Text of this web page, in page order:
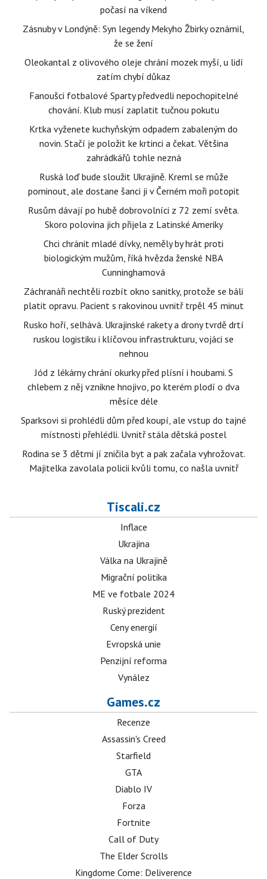
počasí na víkend
Zásnuby v Londýně: Syn legendy Mekyho Žbirky oznámil,
že se žení
Oleokantal z olivového oleje chrání mozek myší, u lidí
zatím chybí důkaz
Fanoušci fotbalové Sparty předvedli nepochopitelné
chování. Klub musí zaplatit tučnou pokutu
Krtka vyženete kuchyňským odpadem zabaleným do
novin. Stačí je položit ke krtinci a čekat. Většina
zahrádkářů tohle nezná
Ruská loď bude sloužit Ukrajině. Kreml se může
pominout, ale dostane šanci ji v Černém moři potopit
Rusům dávají po hubě dobrovolníci z 72 zemí světa.
Skoro polovina jich přijela z Latinské Ameriky
Chci chránit mladé dívky, neměly by hrát proti
biologickým mužům, říká hvězda ženské NBA
Cunninghamová
Záchranáři nechtěli rozbít okno sanitky, protože se báli
platit opravu. Pacient s rakovinou uvnitř trpěl 45 minut
Rusko hoří, selhává. Ukrajinské rakety a drony tvrdě drtí
ruskou logistiku i klíčovou infrastrukturu, vojáci se
nehnou
Jód z lékárny chrání okurky před plísní i houbami. S
chlebem z něj vznikne hnojivo, po kterém plodí o dva
měsíce déle
Sparksovi si prohlédli dům před koupí, ale vstup do tajné
místnosti přehlédli. Uvnitř stála dětská postel
Rodina se 3 dětmi jí zničila byt a pak začala vyhrožovat.
Majitelka zavolala policii kvůli tomu, co našla uvnitř
Tiscali.cz
Inflace
Ukrajina
Válka na Ukrajině
Migrační politika
ME ve fotbale 2024
Ruský prezident
Ceny energií
Evropská unie
Penzijní reforma
Vynález
Games.cz
Recenze
Assassin's Creed
Starfield
GTA
Diablo IV
Forza
Fortnite
Call of Duty
The Elder Scrolls
Kingdome Come: Deliverence